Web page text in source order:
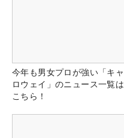
今年も男女プロが強い「キャ
ロウェイ」のニュース一覧は
こちら！